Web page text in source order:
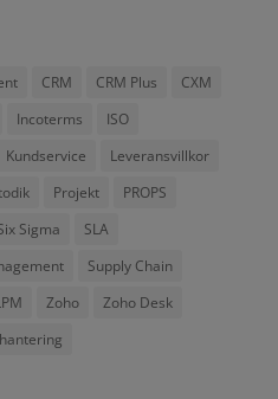
CRM CRM Plus
CXM
Incoterms
ISO
Kundservice
Leveransvillkor
Projekt
PROPS
Sigma
SLA
Supply Chain
Zoho
Zoho Desk